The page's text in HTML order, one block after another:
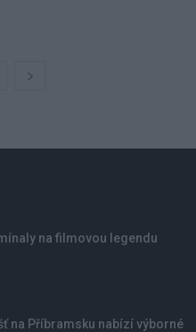
na filmovou legendu
na Příbramsku nabízí výborné